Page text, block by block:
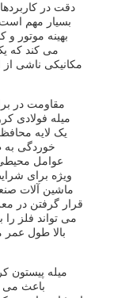
دقت در
بسیار مهم
می کند که
مکانیکی ناشی از
مقاومت در
میله فولادی
یک لایه
خوردگی به
عوامل
ویژه برای
ماشین آلات
قرار گرفتن در
می تواند فلز
بالا طول عمر
میله پیستون
باعث می